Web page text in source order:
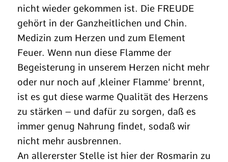
nicht wieder gekommen ist. Die FREUDE
gehört in der Ganzheitlichen und Chin.
Medizin zum Herzen und zum Element
Feuer. Wenn nun diese Flamme der
Begeisterung in unserem Herzen nicht mehr
oder nur noch auf ‚kleiner Flamme‘ brennt,
ist es gut diese warme Qualität des Herzens
zu stärken – und dafür zu sorgen, daß es
immer genug Nahrung findet, sodaß wir
nicht mehr ausbrennen.
An allererster Stelle ist hier der Rosmarin zu